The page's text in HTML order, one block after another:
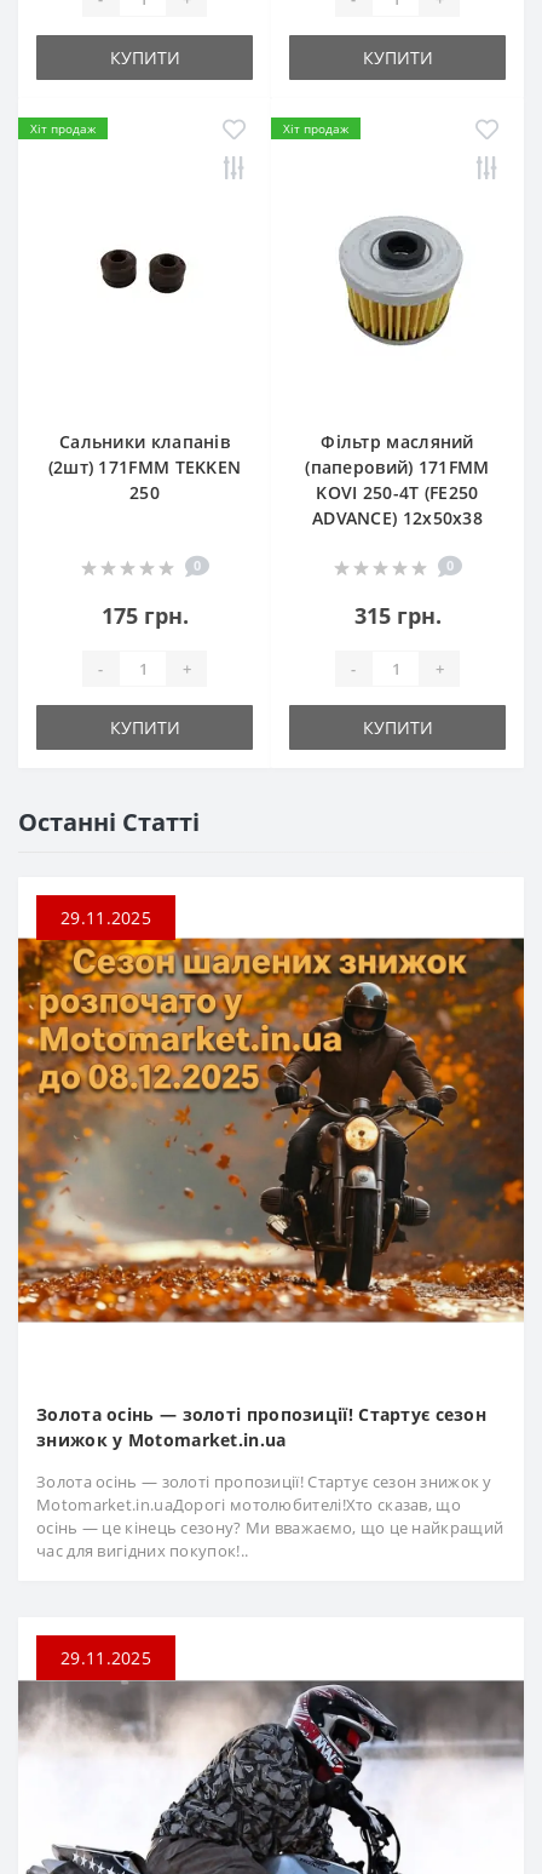
КУПИТИ КУПИТИ
Хіт продаж
Сальники клапанів
(2шт) 171FMM TEKKEN
250
0
175 грн.
- +
КУПИТИ
Хіт продаж
Фільтр масляний
(паперовий) 171FMM
KOVI 250-4T (FE250
ADVANCE) 12х50х38
0
315 грн.
- +
КУПИТИ
Останні Статті
29.11.2025
Золота осінь — золоті пропозиції! Стартує сезон
знижок у Motomarket.in.ua
Золота осінь — золоті пропозиції! Стартує сезон знижок у
Motomarket.in.uaДорогі мотолюбителі!Хто сказав, що
осінь — це кінець сезону? Ми вважаємо, що це найкращий
час для вигідних покупок!..
29.11.2025